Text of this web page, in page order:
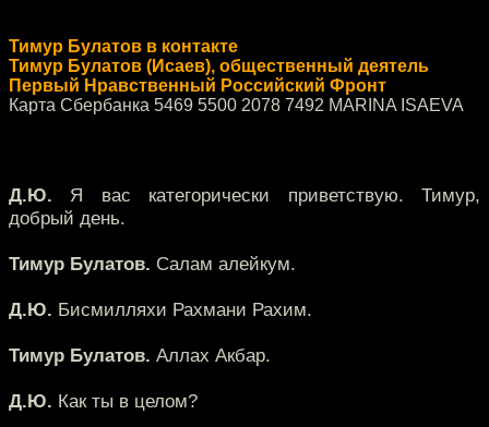
Тимур Булатов в контакте
Тимур Булатов (Исаев), общественный деятель
Первый Нравственный Российский Фронт
Карта Сбербанка 5469 5500 2078 7492 MARINA ISAEVA
Д.Ю. Я вас категорически приветствую. Тимур,
добрый день.
Тимур Булатов. Салам алейкум.
Д.Ю. Бисмилляхи Рахмани Рахим.
Тимур Булатов. Аллах Акбар.
Д.Ю. Как ты в целом?